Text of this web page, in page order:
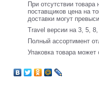
При отсутствии
поставщиков цена на
доставки могут
Travel версии на 3, 5,
Полный ассортимент
Упаковка товара может